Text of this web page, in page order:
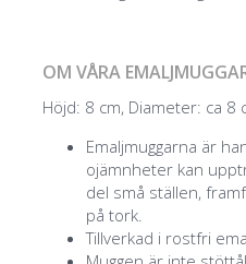
OM VÅRA
Höjd: 8 cm, Diameter: ca 8
Emaljmuggarna är
ojämnheter kan
del små ställen,
på tork.
Tillverkad i rostfri